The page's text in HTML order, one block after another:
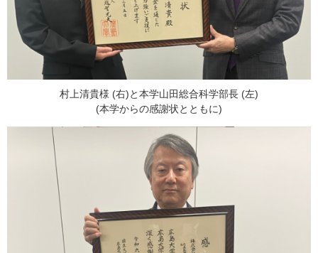
村上清貴様 (右)と本学山田総合科学部長 (左)
(本学からの感謝状とともに)